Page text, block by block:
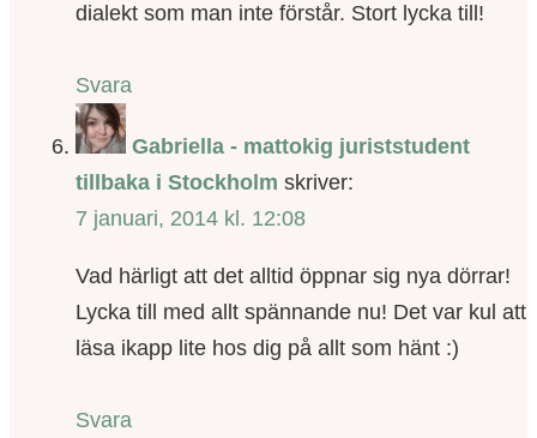
dialekt som man inte förstår. Stort lycka till!
Svara
Gabriella - mattokig juriststudent
tillbaka i Stockholm skriver:
7 januari, 2014 kl. 12:08
Vad härligt att det alltid öppnar sig nya dörrar!
Lycka till med allt spännande nu! Det var kul att
läsa ikapp lite hos dig på allt som hänt :)
Svara